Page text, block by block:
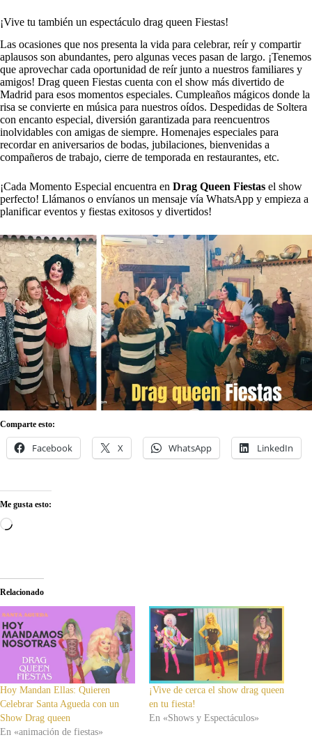
¡Vive tu también un espectáculo drag queen Fiestas!
Las ocasiones que nos presenta la vida para celebrar, reír y compartir
aplausos son abundantes, pero algunas veces pasan de largo. ¡Tenemos
que aprovechar cada oportunidad de reír junto a nuestros familiares y
amigos! Drag queen Fiestas cuenta con el show más divertido de
Madrid para esos momentos especiales. Cumpleaños mágicos donde la
risa se convierte en música para nuestros oídos. Despedidas de Soltera
con encanto especial, diversión garantizada para reencuentros
inolvidables con amigas de siempre. Homenajes especiales para
recordar en aniversarios de bodas, jubilaciones, bienvenidas a
compañeros de trabajo, cierre de temporada en restaurantes, etc.
¡Cada Momento Especial encuentra en Drag Queen Fiestas el show
perfecto! Llámanos o envíanos un mensaje vía WhatsApp y empieza a
planificar eventos y fiestas exitosos y divertidos!
Comparte esto:
Facebook X WhatsApp LinkedIn
Me gusta esto:
Cargando...
Relacionado
Hoy Mandan Ellas: Quieren
Celebrar Santa Agueda con un
Show Drag queen
En «animación de fiestas»
¡Vive de cerca el show drag queen
en tu fiesta!
En «Shows y Espectáculos»